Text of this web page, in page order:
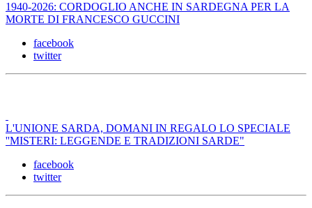
1940-2026: CORDOGLIO ANCHE IN SARDEGNA PER LA
MORTE DI FRANCESCO GUCCINI
facebook
twitter
L'UNIONE SARDA, DOMANI IN REGALO LO SPECIALE
''MISTERI: LEGGENDE E TRADIZIONI SARDE"
facebook
twitter